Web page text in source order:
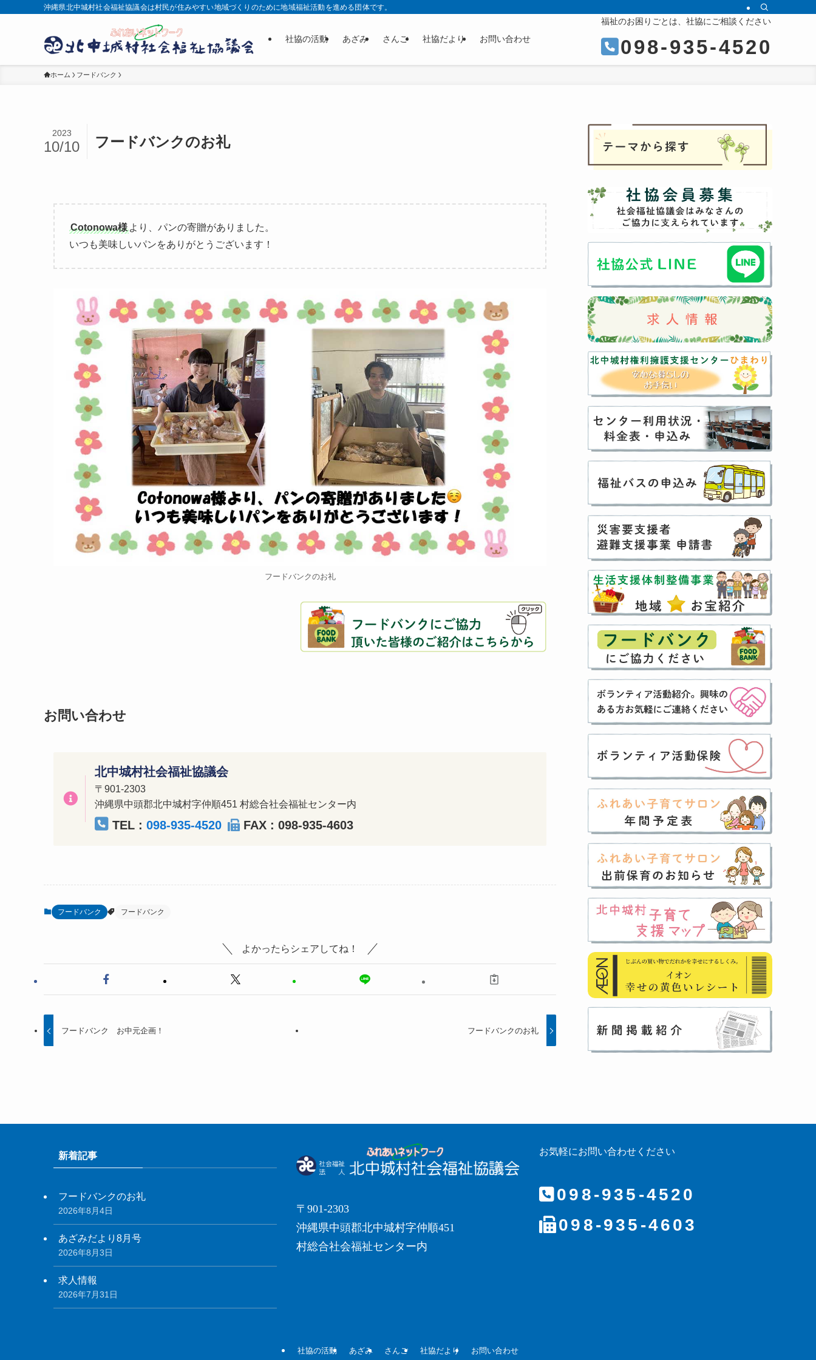
沖縄県北中城村社会福祉協議会は村民が住みやすい地域づくりのために地域福祉活動を進める団体です。
社協の活動 あざみ さんご 社協だより お問い合わせ
福祉のお困りごとは、社協にご相談ください
098-935-4520
ホーム フードバンク
フードバンクのお礼
2023
10/10
Cotonowa様 より、パンの寄贈がありました。
いつも美味しいパンをありがとうございます！
フードバンクのお礼
お問い合わせ
北中城村社会福祉協議会
〒901-2303
沖縄県中頭郡北中城村字仲順451 村総合社会福祉センター内
TEL : 098-935-4520 FAX : 098-935-4603
フードバンク フードバンク
よかったらシェアしてね！
フードバンク お中元企画！ フードバンクのお礼
新着記事
フードバンクのお礼
2026年8月4日
あざみだより8月号
2026年8月3日
求人情報
2026年7月31日
〒901-2303
沖縄県中頭郡北中城村字仲順451
村総合社会福祉センター内
お気軽にお問い合わせください
098-935-4520
098-935-4603
社協の活動 あざみ さんご 社協だより お問い合わせ